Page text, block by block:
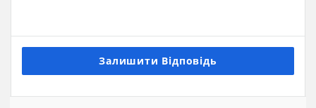
Залишити Відповідь